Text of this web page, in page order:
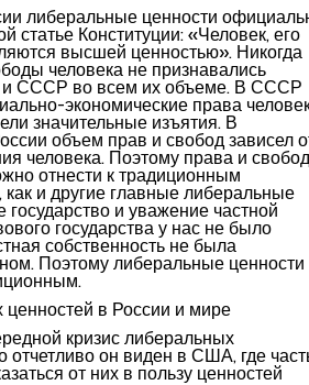
либеральные ценности
статье Конституции: «Человек, его
высшей ценностью». Никогда
человека не признавались
и СССР во всем их объеме. В СССР
экономические права
значительные изъятия. В
объем прав и свобод зависел
человека. Поэтому права и
отнести к традиционным
и другие главные либеральные
государство и уважение частной
государства у нас не было
собственность не была
Поэтому либеральные ценности
ценностей в России и мире
кризис либеральных
отчетливо он виден в США, где
от них в пользу ценностей